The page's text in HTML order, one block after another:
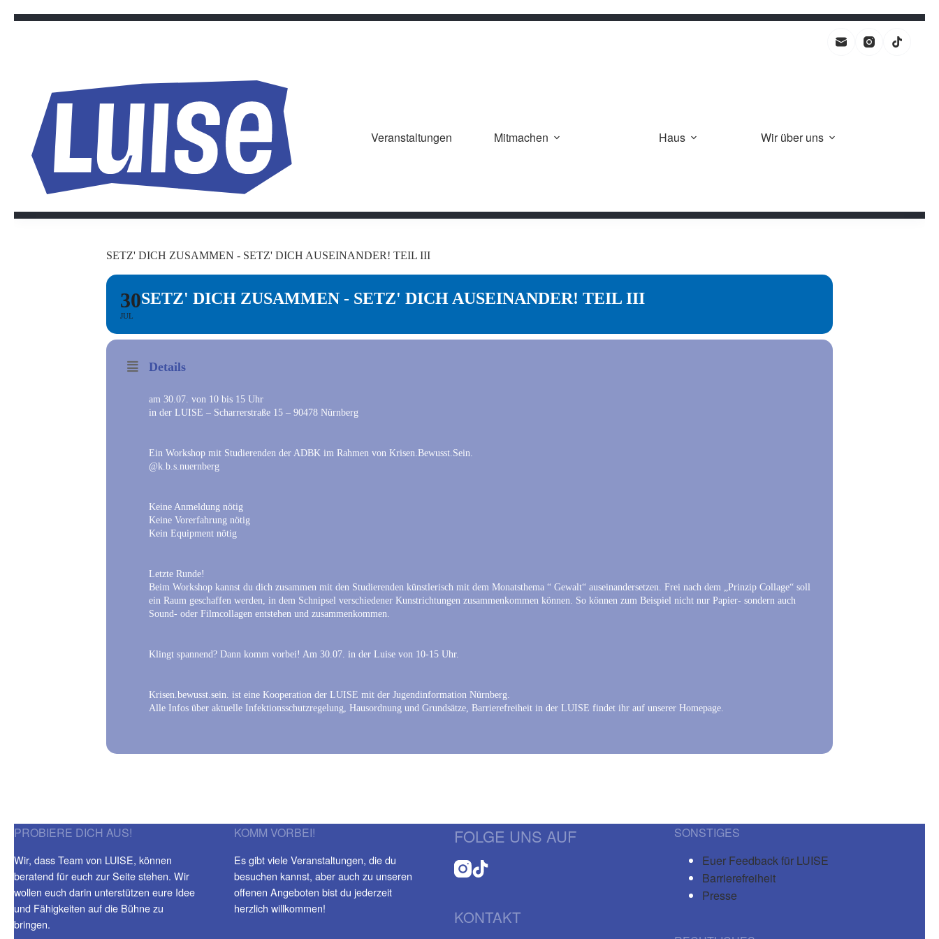
Zum
Veranstaltungen Mitmachen Haus Wir über uns
SETZ' DICH ZUSAMMEN - SETZ' DICH AUSEINANDER! TEIL III
30
JUL
SETZ' DICH ZUSAMMEN - SETZ' DICH AUSEINANDER! TEIL III
Details
am 30.07. von 10 bis 15 Uhr
in der LUISE – Scharrerstraße 15 – 90478 Nürnberg
Ein Workshop mit Studierenden der ADBK im Rahmen von Krisen.Bewusst.Sein.
@k.b.s.nuernberg
Keine Anmeldung nötig
Keine Vorerfahrung nötig
Kein Equipment nötig
Letzte Runde!
Beim Workshop kannst du dich zusammen mit den Studierenden künstlerisch mit dem Monatsthema “ Gewalt“ auseinandersetzen. Frei nach dem „Prinzip Collage“ soll
ein Raum geschaffen werden, in dem Schnipsel verschiedener Kunstrichtungen zusammenkommen können. So können zum Beispiel nicht nur Papier- sondern auch
Sound- oder Filmcollagen entstehen und zusammenkommen.
Klingt spannend? Dann komm vorbei! Am 30.07. in der Luise von 10-15 Uhr.
Krisen.bewusst.sein. ist eine Kooperation der LUISE mit der Jugendinformation Nürnberg.
Alle Infos über aktuelle Infektionsschutzregelung, Hausordnung und Grundsätze, Barrierefreiheit in der LUISE findet ihr auf unserer Homepage.
PROBIERE DICH AUS!
Wir, dass Team von LUISE, können
beratend für euch zur Seite stehen. Wir
wollen euch darin unterstützen eure Idee
und Fähigkeiten auf die Bühne zu
bringen.
KOMM VORBEI!
Es gibt viele Veranstaltungen, die du
besuchen kannst, aber auch zu unseren
offenen Angeboten bist du jederzeit
herzlich willkommen!
FOLGE UNS AUF
KONTAKT
SONSTIGES
Euer Feedback für LUISE
Barrierefreiheit
Presse